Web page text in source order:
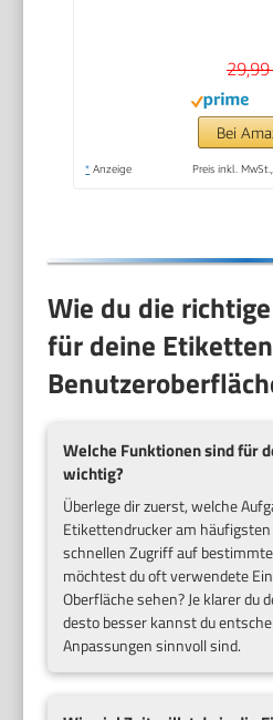
Bei
* Anzeige Preis inkl.
Wie du die
für deine
Welche Funktionen sind für
wichtig?
Überlege dir zuerst, welche
Etikettendrucker am
schnellen Zugriff auf
möchtest du oft verwendete
Oberfläche sehen? Je klarer du
desto besser kannst du
Anpassungen sinnvoll sind.